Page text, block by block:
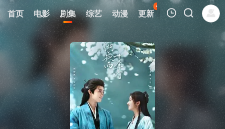
首页 电影 剧集 综艺 动漫 更新
45
热榜 APP
我的观影记录
暂无观看影片的记录